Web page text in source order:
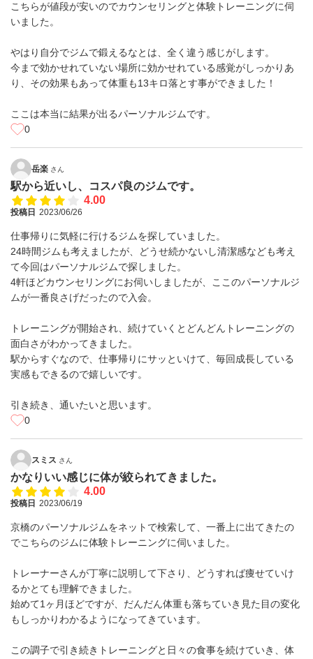
こちらが値段が安いのでカウンセリングと体験トレーニングに伺
いました。
やはり自分でジムで鍛えるなとは、全く違う感じがします。
今まで効かせれていない場所に効かせれている感覚がしっかりあ
り、その効果もあって体重も13キロ落とす事ができました！
ここは本当に結果が出るパーソナルジムです。
0
岳楽 さん
駅から近いし、コスパ良のジムです。
4.00
投稿日 2023/06/26
仕事帰りに気軽に行けるジムを探していました。
24時間ジムも考えましたが、どうせ続かないし清潔感なども考え
て今回はパーソナルジムで探しました。
4軒ほどカウンセリングにお伺いしましたが、ここのパーソナルジ
ムが一番良さげだったので入会。
トレーニングが開始され、続けていくとどんどんトレーニングの
面白さがわかってきました。
駅からすぐなので、仕事帰りにサッといけて、毎回成長している
実感もできるので嬉しいです。
引き続き、通いたいと思います。
0
スミス さん
かなりいい感じに体が絞られてきました。
4.00
投稿日 2023/06/19
京橋のパーソナルジムをネットで検索して、一番上に出てきたの
でこちらのジムに体験トレーニングに伺いました。
トレーナーさんが丁寧に説明して下さり、どうすれば痩せていけ
るかとても理解できました。
始めて1ヶ月ほどですが、だんだん体重も落ちていき見た目の変化
もしっかりわかるようになってきています。
この調子で引き続きトレーニングと日々の食事を続けていき、体